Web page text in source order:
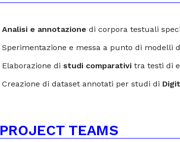
Analisi e annotazione di corpora testuali
Sperimentazione e messa a punto di modelli
Elaborazione di studi comparativi tra testi di
Creazione di dataset annotati per studi di
PROJECT TEAMS